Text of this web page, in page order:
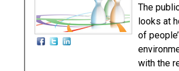
The
looks at
of
with the